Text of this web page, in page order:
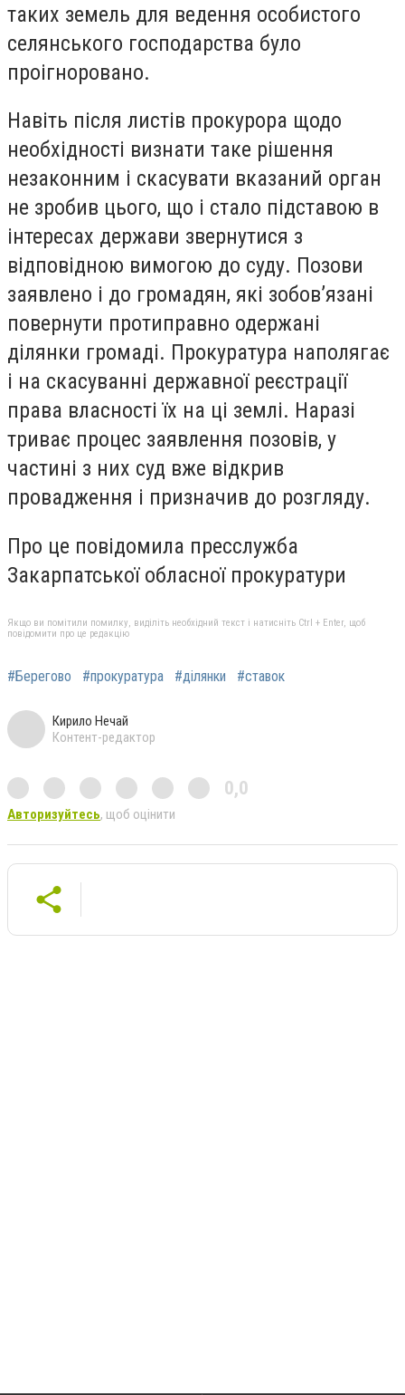
таких земель для ведення особистого
селянського господарства було
проігноровано.
Навіть після листів прокурора щодо
необхідності визнати таке рішення
незаконним і скасувати вказаний орган
не зробив цього, що і стало підставою в
інтересах держави звернутися з
відповідною вимогою до суду. Позови
заявлено і до громадян, які зобов’язані
повернути протиправно одержані
ділянки громаді. Прокуратура наполягає
і на скасуванні державної реєстрації
права власності їх на ці землі. Наразі
триває процес заявлення позовів, у
частині з них суд вже відкрив
провадження і призначив до розгляду.
Про це повідомила пресслужба
Закарпатської обласної прокуратури
Якщо ви помітили помилку, виділіть необхідний текст і натисніть Ctrl + Enter, щоб
повідомити про це редакцію
#Берегово #прокуратура #ділянки #ставок
Кирило Нечай
Контент-редактор
0,0
Авторизуйтесь, щоб оцінити